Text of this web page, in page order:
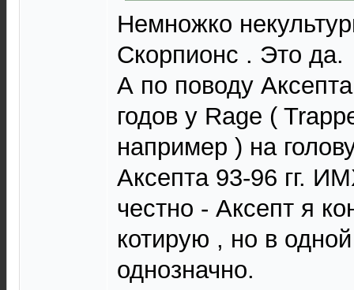
Немножко
Скорпионс . Это да.
А по поводу
годов у Rage (
например ) на
Аксепта 93-96 гг.
честно - Аксепт я
котирую , но в
однозначно.